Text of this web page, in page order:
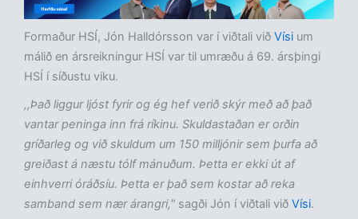
Formaður HSÍ, Jón Halldórsson var í viðtali við Vísi um
málið en ársreikningur HSÍ var til umræðu á 69. ársþingi
HSÍ í síðustu viku.
,,Það liggur ljóst fyrir og ég hef verið skýr með að það
vantar peninga inn frá ríkinu. Skuldastaðan er orðin
gríðarleg og við skuldum um 150 milljónir sem þurfa að
greiðast á næstu tólf mánuðum. Þetta er ekki út af
einhverri óráðsíu. Þetta er það sem kostar að reka
samband sem nær árangri," sagði Jón í viðtali við Vísi.